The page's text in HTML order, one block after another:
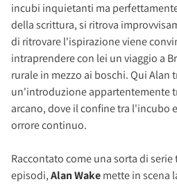
incubi inquietanti ma
della scrittura, si ritrova
di ritrovare l'ispirazione viene
intraprendere con lei un viaggio a
rurale in mezzo ai boschi. Qui Alan
un'introduzione appartentemente
arcano, dove il confine tra l'incubo
orrore continuo.
Raccontato come una sorta di
episodi,Alan Wakemette in scena